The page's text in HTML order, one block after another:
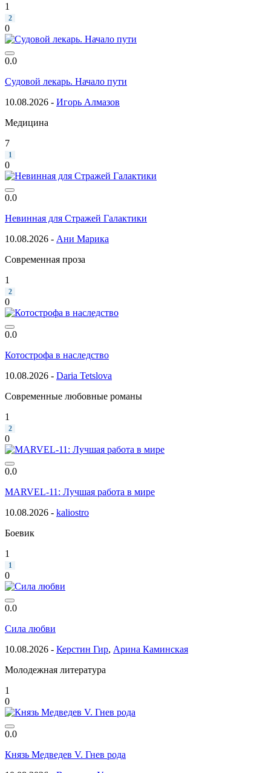
1
2
0
0.0
Судовой лекарь. Начало пути
10.08.2026 - Игорь Алмазов
Медицина
7
1
0
0.0
Невинная для Стражей Галактики
10.08.2026 - Ани Марика
Современная проза
1
2
0
0.0
Котострофа в наследство
10.08.2026 - Daria Tetslova
Современные любовные романы
1
2
0
0.0
MARVEL-11: Лучшая работа в мире
10.08.2026 - kaliostro
Боевик
1
1
0
0.0
Сила любви
10.08.2026 - Керстин Гир, Арина Каминская
Молодежная литература
1
0
0.0
Князь Медведев V. Гнев рода